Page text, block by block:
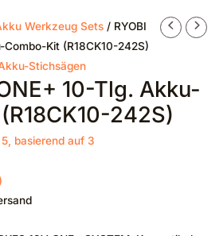
Werkzeug Sets / RYOBI
Kit (R18CK10-242S)
Stichsägen
10-Tlg. Akku-
242S)
basierend auf 3